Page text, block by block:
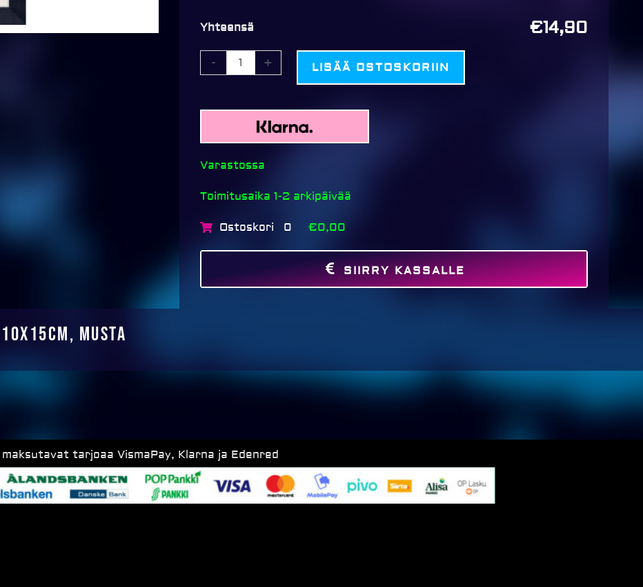
Yhteensä €14,90
-
MUSTA
+ LISÄÄ OSTOSKORIIN
Varastossa
Toimitusaika 1-2 arkipäivää
Ostoskori 0 €0,00
SIIRRY KASSALLE
MUSTA
tarjoaa VismaPay, Klarna ja Edenred